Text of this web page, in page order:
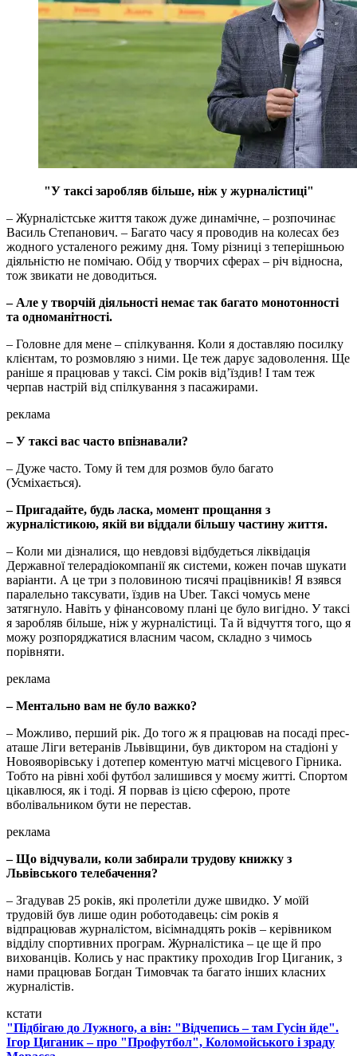
"У таксі заробляв більше, ніж у журналістиці"
– Журналістське життя також дуже динамічне, – розпочинає
Василь Степанович. – Багато часу я проводив на колесах без
жодного усталеного режиму дня. Тому різниці з теперішньою
діяльністю не помічаю. Обід у творчих сферах – річ відносна,
тож звикати не доводиться.
– Але у творчій діяльності немає так багато монотонності
та одноманітності.
– Головне для мене – спілкування. Коли я доставляю посилку
клієнтам, то розмовляю з ними. Це теж дарує задоволення. Ще
раніше я працював у таксі. Сім років від’їздив! І там теж
черпав настрій від спілкування з пасажирами.
реклама
– У таксі вас часто впізнавали?
– Дуже часто. Тому й тем для розмов було багато
(Усміхається).
– Пригадайте, будь ласка, момент прощання з
журналістикою, якій ви віддали більшу частину життя.
– Коли ми дізналися, що невдовзі відбудеться ліквідація
Державної телерадіокомпанії як системи, кожен почав шукати
варіанти. А це три з половиною тисячі працівників! Я взявся
паралельно таксувати, їздив на Uber. Таксі чомусь мене
затягнуло. Навіть у фінансовому плані це було вигідно. У таксі
я заробляв більше, ніж у журналістиці. Та й відчуття того, що я
можу розпоряджатися власним часом, складно з чимось
порівняти.
реклама
– Ментально вам не було важко?
– Можливо, перший рік. До того ж я працював на посаді прес-
аташе Ліги ветеранів Львівщини, був диктором на стадіоні у
Новояворівську і дотепер коментую матчі місцевого Гірника.
Тобто на рівні хобі футбол залишився у моєму житті. Спортом
цікавлюся, як і тоді. Я порвав із цією сферою, проте
вболівальником бути не перестав.
реклама
– Що відчували, коли забирали трудову книжку з
Львівського телебачення?
– Згадував 25 років, які пролетіли дуже швидко. У моїй
трудовій був лише один роботодавець: сім років я
відпрацював журналістом, вісімнадцять років – керівником
відділу спортивних програм. Журналістика – це ще й про
вихованців. Колись у нас практику проходив Ігор Циганик, з
нами працював Богдан Тимовчак та багато інших класних
журналістів.
кстати
"Підбігаю до Лужного, а він: "Відчепись – там Гусін йде".
Ігор Циганик – про "Профутбол", Коломойського і зраду